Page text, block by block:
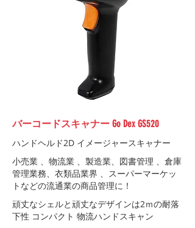
バーコードスキャナー Go Dex GS520
ハンドヘルド2D イメージャースキャナー
小売業 、物流業 、製造業、図書管理 、倉庫
管理業務、衣類品業界 、スーパーマーケッ
トなどの流通業の商品管理に！
頑丈なシェルと頑丈なデザインは2ｍの耐落
下性 コンパクト 物流ハンドスキャン